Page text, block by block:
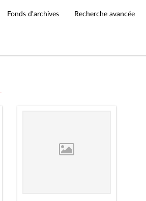
Fonds d'archives Recherche avancée